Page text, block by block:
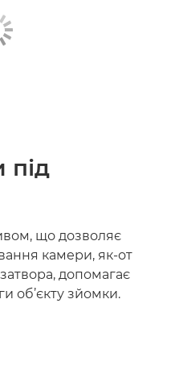
під
що дозволяє
камери, як-от
допомагає
об’єкту зйомки.